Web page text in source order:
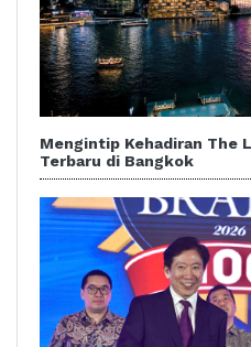
Mengintip Kehadiran The
Terbaru di Bangkok